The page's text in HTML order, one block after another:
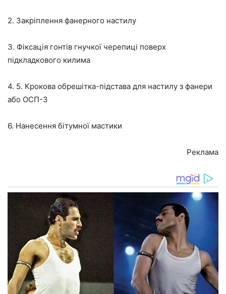
2. Закріплення фанерного настилу
3. Фіксація гонтів гнучкої черепиці поверх
підкладкового килима
4. 5. Крокова обрешітка-підстава для настилу з фанери
або ОСП-3
6. Нанесення бітумної мастики
Реклама